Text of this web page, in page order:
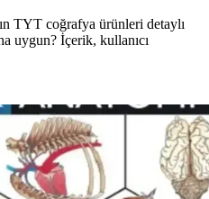
TYT coğrafya ürünleri detaylı
uygun? İçerik, kullanıcı